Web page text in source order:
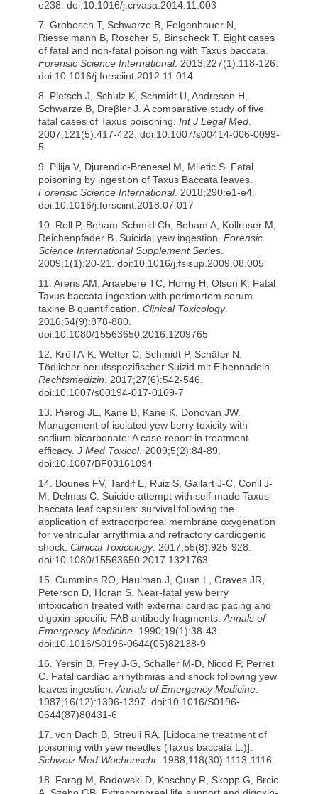
e238. doi:10.1016/j.crvasa.2014.11.003
7. Grobosch T, Schwarze B, Felgenhauer N,
Riesselmann B, Roscher S, Binscheck T. Eight cases
of fatal and non-fatal poisoning with Taxus baccata.
Forensic Science International. 2013;227(1):118-126.
doi:10.1016/j.forsciint.2012.11.014
8. Pietsch J, Schulz K, Schmidt U, Andresen H,
Schwarze B, Dreβler J. A comparative study of five
fatal cases of Taxus poisoning. Int J Legal Med.
2007;121(5):417-422. doi:10.1007/s00414-006-0099-
5
9. Pilija V, Djurendic-Brenesel M, Miletic S. Fatal
poisoning by ingestion of Taxus Baccata leaves.
Forensic Science International. 2018;290:e1-e4.
doi:10.1016/j.forsciint.2018.07.017
10. Roll P, Beham-Schmid Ch, Beham A, Kollroser M,
Reichenpfader B. Suicidal yew ingestion. Forensic
Science International Supplement Series.
2009;1(1):20-21. doi:10.1016/j.fsisup.2009.08.005
11. Arens AM, Anaebere TC, Horng H, Olson K. Fatal
Taxus baccata ingestion with perimortem serum
taxine B quantification. Clinical Toxicology.
2016;54(9):878-880.
doi:10.1080/15563650.2016.1209765
12. Kröll A-K, Wetter C, Schmidt P, Schäfer N.
Tödlicher berufsspezifischer Suizid mit Eibennadeln.
Rechtsmedizin. 2017;27(6):542-546.
doi:10.1007/s00194-017-0169-7
13. Pierog JE, Kane B, Kane K, Donovan JW.
Management of isolated yew berry toxicity with
sodium bicarbonate: A case report in treatment
efficacy. J Med Toxicol. 2009;5(2):84-89.
doi:10.1007/BF03161094
14. Bounes FV, Tardif E, Ruiz S, Gallart J-C, Conil J-
M, Delmas C. Suicide attempt with self-made Taxus
baccata leaf capsules: survival following the
application of extracorporeal membrane oxygenation
for ventricular arrythmia and refractory cardiogenic
shock. Clinical Toxicology. 2017;55(8):925-928.
doi:10.1080/15563650.2017.1321763
15. Cummins RO, Haulman J, Quan L, Graves JR,
Peterson D, Horan S. Near-fatal yew berry
intoxication treated with external cardiac pacing and
digoxin-specific FAB antibody fragments.Annals of
Emergency Medicine. 1990;19(1):38-43.
doi:10.1016/S0196-0644(05)82138-9
16. Yersin B, Frey J-G, Schaller M-D, Nicod P, Perret
C. Fatal cardiac arrhythmias and shock following yew
leaves ingestion.Annals of Emergency Medicine.
1987;16(12):1396-1397. doi:10.1016/S0196-
0644(87)80431-6
17. von Dach B, Streuli RA. [Lidocaine treatment of
poisoning with yew needles (Taxus baccata L.)].
Schweiz Med Wochenschr. 1988;118(30):1113-1116.
18. Farag M, Badowski D, Koschny R, Skopp G, Brcic